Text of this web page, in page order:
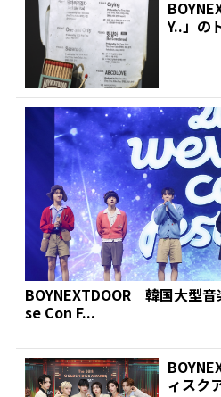
Y..」の
BOYNEXTDOOR 韓国大型
se Con F...
ィスク